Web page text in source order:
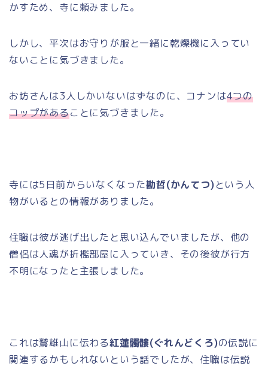
かすため、寺に頼みました。
しかし、平次はお守りが服と一緒に乾燥機に入ってい
ないことに気づきました。
お坊さんは3人しかいないはずなのに、コナンは4つの
コップがあることに気づきました。
寺には5日前からいなくなった勘哲(かんてつ)という人
物がいるとの情報がありました。
住職は彼が逃げ出したと思い込んでいましたが、他の
僧侶は人魂が折檻部屋に入っていき、その後彼が行方
不明になったと主張しました。
これは鷲雄山に伝わる紅蓮髑髏(ぐれんどくろ)の伝説に
関連するかもしれないという話でしたが、住職は伝説